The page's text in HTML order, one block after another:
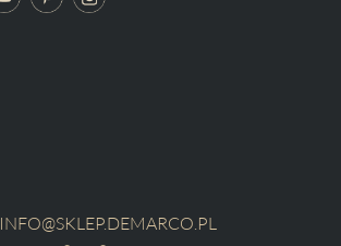
INFO@SKLEP.DEMARCO.PL